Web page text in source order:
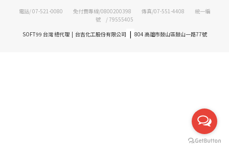
電話/ 07-521-0080 免付費專線/0800200398 傳真/07-551-4408 統一編
號 / 79555405
SOFT99 台灣 總代理 | 台吉化工股份有限公司 | 804 高雄市鼓山區鼓山一路77號